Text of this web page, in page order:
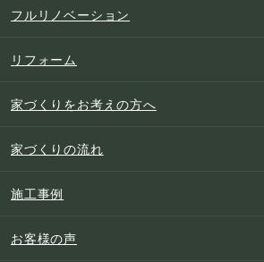
フルリノベーション
リフォーム
家づくりをお考えの方へ
家づくりの流れ
施工事例
お客様の声